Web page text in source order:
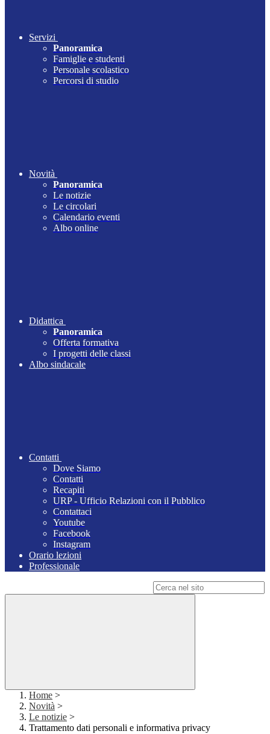
Servizi
Panoramica
Famiglie e studenti
Personale scolastico
Percorsi di studio
Novità
Panoramica
Le notizie
Le circolari
Calendario eventi
Albo online
Didattica
Panoramica
Offerta formativa
I progetti delle classi
Albo sindacale
Contatti
Dove Siamo
Contatti
Recapiti
URP - Ufficio Relazioni con il Pubblico
Contattaci
Youtube
Facebook
Instagram
Orario lezioni
Professionale
Home >
Novità >
Le notizie >
Trattamento dati personali e informativa privacy